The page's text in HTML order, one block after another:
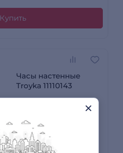
Купить
Часы настенные
Troyka 11110143
1 490 сом
1 390сом